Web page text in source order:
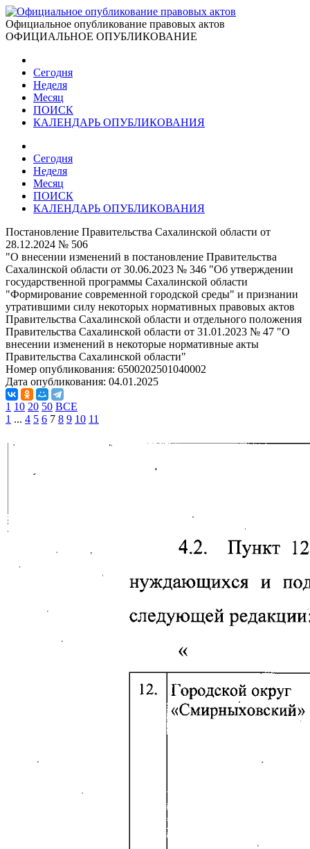
Официальное опубликование правовых актов
ОФИЦИАЛЬНОЕ ОПУБЛИКОВАНИЕ
Сегодня
Неделя
Месяц
ПОИСК
КАЛЕНДАРЬ ОПУБЛИКОВАНИЯ
Сегодня
Неделя
Месяц
ПОИСК
КАЛЕНДАРЬ ОПУБЛИКОВАНИЯ
Постановление Правительства Сахалинской области от
28.12.2024 № 506
"О внесении изменений в постановление Правительства
Сахалинской области от 30.06.2023 № 346 "Об утверждении
государственной программы Сахалинской области
"Формирование современной городской среды" и признании
утратившими силу некоторых нормативных правовых актов
Правительства Сахалинской области и отдельного положения
Правительства Сахалинской области от 31.01.2023 № 47 "О
внесении изменений в некоторые нормативные акты
Правительства Сахалинской области"
Номер опубликования: 6500202501040002
Дата опубликования: 04.01.2025
1 10 20 50 ВСЕ
1 ... 4 5 6 7 8 9 10 11